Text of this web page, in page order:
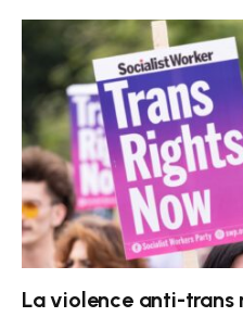
La violence anti-trans